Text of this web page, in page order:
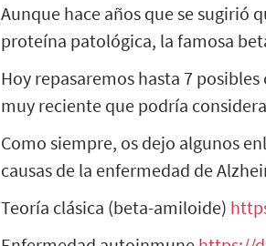
Aunque hace años que se sugirió
proteína patológica, la famosa
Hoy repasaremos hasta 7
muy reciente que podría
Como siempre, os dejo algunos
causas de la enfermedad de
Teoría clásica (beta-amiloide)